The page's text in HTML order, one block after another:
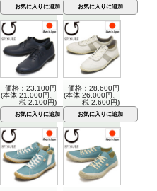
価格：23,100円
(本体 21,000円、
税 2,100円)
価格：28,600円
(本体 26,000円、
税 2,600円)